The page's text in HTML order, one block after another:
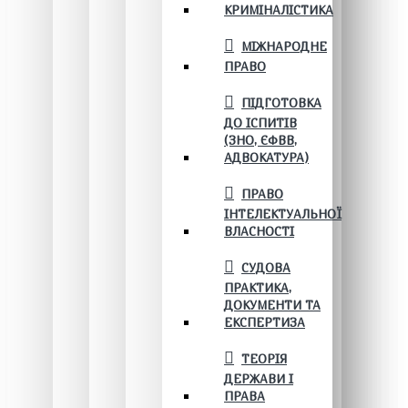
КРИМІНАЛІСТИКА
МІЖНАРОДНЕ
ПРАВО
ПІДГОТОВКА
ДО ІСПИТІВ
(ЗНО, ЄФВВ,
АДВОКАТУРА)
ПРАВО
ІНТЕЛЕКТУАЛЬНОЇ
ВЛАСНОСТІ
СУДОВА
ПРАКТИКА,
ДОКУМЕНТИ ТА
ЕКСПЕРТИЗА
ТЕОРІЯ
ДЕРЖАВИ І
ПРАВА